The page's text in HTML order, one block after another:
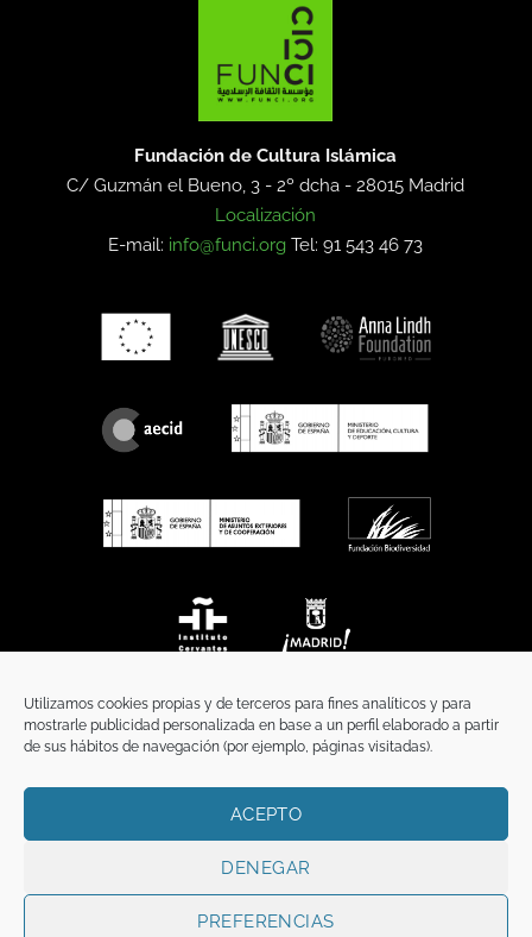
Utilizamos cookies propias y de terceros para fines analíticos y para
mostrarle publicidad personalizada en base a un perfil elaborado a partir
de sus hábitos de navegación (por ejemplo, páginas visitadas).
ACEPTO
DENEGAR
PREFERENCIAS
Fundación de Cultura Islámica
C/ Guzmán el Bueno, 3 - 2º dcha -28015 Madrid
Localización
E-mail: info@funci.org Tel: 91 543 46 73
TÉRMINOS Y CONDICIONES
Copyright 2026 ©FunciFUNCI es titular de los derechos de propiedad
intelectual e industrial de este sitio web, y es también titular o tiene la